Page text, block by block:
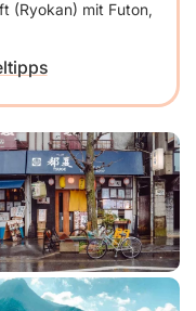
(Ryokan) mit Futon,